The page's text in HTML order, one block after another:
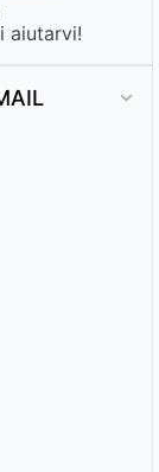
aiutarvi!